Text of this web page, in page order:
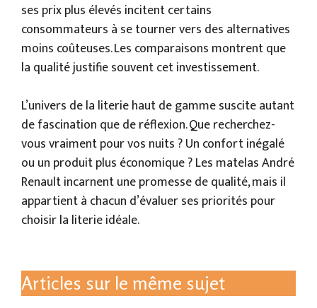
ses prix plus élevés incitent certains
consommateurs à se tourner vers des alternatives
moins coûteuses. Les comparaisons montrent que
la qualité justifie souvent cet investissement.
L’univers de la literie haut de gamme suscite autant
de fascination que de réflexion. Que recherchez-
vous vraiment pour vos nuits ? Un confort inégalé
ou un produit plus économique ? Les matelas André
Renault incarnent une promesse de qualité, mais il
appartient à chacun d’évaluer ses priorités pour
choisir la literie idéale.
Articles sur le même sujet